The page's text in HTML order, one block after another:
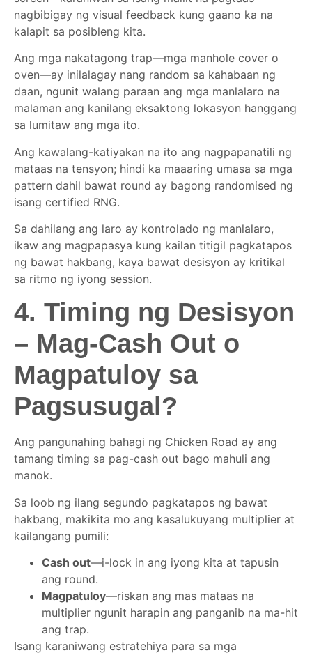
nagbibigay ng visual feedback kung gaano ka na
kalapit sa posibleng kita.
Ang mga nakatagong trap—mga manhole cover o
oven—ay inilalagay nang random sa kahabaan ng
daan, ngunit walang paraan ang mga manlalaro na
malaman ang kanilang eksaktong lokasyon hanggang
sa lumitaw ang mga ito.
Ang kawalang-katiyakan na ito ang nagpapanatili ng
mataas na tensyon; hindi ka maaaring umasa sa mga
pattern dahil bawat round ay bagong randomised ng
isang certified RNG.
Sa dahilang ang laro ay kontrolado ng manlalaro,
ikaw ang magpapasya kung kailan titigil pagkatapos
ng bawat hakbang, kaya bawat desisyon ay kritikal
sa ritmo ng iyong session.
4. Timing ng Desisyon
– Mag-Cash Out o
Magpatuloy sa
Pagsusugal?
Ang pangunahing bahagi ng Chicken Road ay ang
tamang timing sa pag-cash out bago mahuli ang
manok.
Sa loob ng ilang segundo pagkatapos ng bawat
hakbang, makikita mo ang kasalukuyang multiplier at
kailangang pumili:
Cash out—i-lock in ang iyong kita at tapusin
ang round.
Magpatuloy—riskan ang mas mataas na
multiplier ngunit harapin ang panganib na ma-hit
ang trap.
Isang karaniwang estratehiya para sa mga